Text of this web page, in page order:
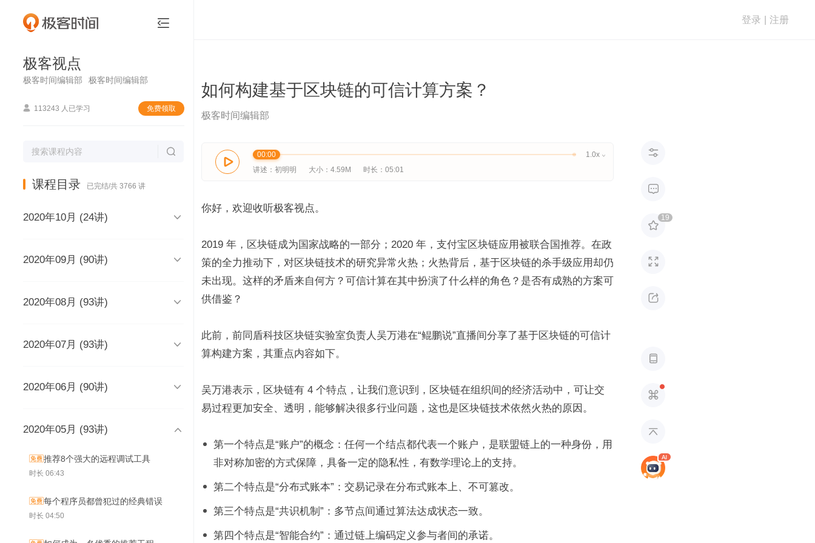

极客视点
极客时间编辑部 极客时间编辑部
 113243 人已学习 免费领取

课程目录 已完结/共 3766 讲
2020年10月 (24讲) 
极客视点，和你说声再见，再见
DevOps工程师该懂些什么？
摆脱焦虑的3个方法
成长为高级工程师要扪心自问的
实践
为什么当代年轻人“过目就忘”？
从员工到管理者，你的领导力怎
2020年09月 (90讲) 
Java人应该知道的10大GitHub仓
时长 05:53
学Redis，你只需掌握“两大维
度，三大主线”
时长 03:53
如何产出规范、安全、高质量的
代码？
2020年08月 (93讲) 
架构师能力模型（上）
架构师能力模型（下）
为什么需要数据仓库？
如何做一个懂产品的程序员？
给想进互联网大厂的程序员三条
时长 03:52
2020年07月 (93讲) 
新基建为什么需要区块链？
系统出现故障怎么办？
关于技术层面的4点研发经验
为React开发人员推荐8个测试工
时长 05:32
2020年06月 (90讲) 
成为高级数据架构师的三个必杀
时长 06:16
略的缺失？
从单体到微服务再合并，我们找
2020年05月 (93讲) 
推荐8个强大的远程调试工具
时长 06:43
每个程序员都曾犯过的经典错误
时长 04:50
 极客视点 登录 注册
如何构建基于区块链的可信计算方案？
极客时间编辑部

00:00 1.0x 
讲述：初明明 大小：4.59M 时长：05:01
你好，欢迎收听极客视点。
2019 年，区块链成为国家战略的一部分；2020 年，支付宝区块链应用被联合国推荐。在政
策的全力推动下，对区块链技术的研究异常火热；火热背后，基于区块链的杀手级应用却仍
未出现。这样的矛盾来自何方？可信计算在其中扮演了什么样的角色？是否有成熟的方案可
供借鉴？
此前，前同盾科技区块链实验室负责人吴万港在“鲲鹏说”直播间分享了基于区块链的可信计
算构建方案，其重点内容如下。
吴万港表示，区块链有 4 个特点，让我们意识到，区块链在组织间的经济活动中，可让交
易过程更加安全、透明，能够解决很多行业问题，这也是区块链技术依然火热的原因。
第一个特点是“账户”的概念：任何一个结点都代表一个账户，是联盟链上的一种身份，用
非对称加密的方式保障，具备一定的隐私性，有数学理论上的支持。
第二个特点是“分布式账本”：交易记录在分布式账本上、不可篡改。
第三个特点是“共识机制”：多节点间通过算法达成状态一致。
第四个特点是“智能合约”：通过链上编码定义参与者间的承诺。



19




